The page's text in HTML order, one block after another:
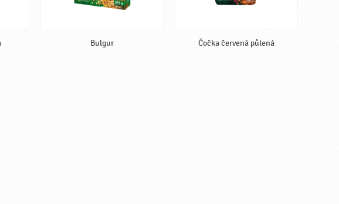
Bulgur Čočka červená půlená